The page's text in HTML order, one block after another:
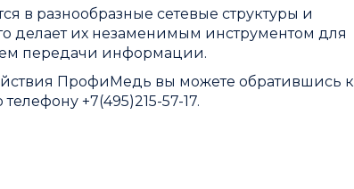
в разнообразные сетевые структуры и
делает их незаменимым инструментом для
передачи информации.
ПрофиМедь вы можете обратившись к
+7(495)215-57-17.